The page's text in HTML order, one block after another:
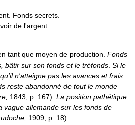
Fonds secrets.
de l'argent.
tant que moyen de production. Fonds
bâtir sur son fonds et le tréfonds Si le
n'atteigne pas les avances et frais
reste abandonné de tout le monde
1843, p. 167). La position pathétique
vague allemande sur les fonds de
1909, p. 18) :